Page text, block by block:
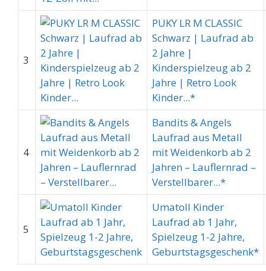
3
PUKY LR M CLASSIC
Schwarz | Laufrad ab
2 Jahre |
Kinderspielzeug ab 2
Jahre | Retro Look
Kinder...*
4
Bandits & Angels
Laufrad aus Metall
mit Weidenkorb ab 2
Jahren – Lauflernrad –
Verstellbarer...*
5
Umatoll Kinder
Laufrad ab 1 Jahr,
Spielzeug 1-2 Jahre,
Geburtstagsgeschenk*